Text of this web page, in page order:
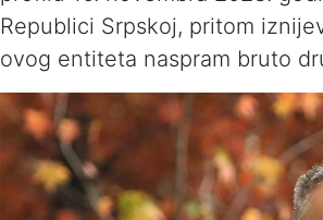
Republici Srpskoj, pritom
ovog entiteta naspram bruto